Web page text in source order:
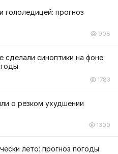
гололедицей: прогноз
908
синоптики на фоне
1783
о резком ухудшении
1300
лето: прогноз погоды